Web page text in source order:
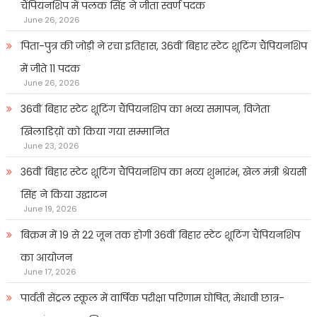
चैंपियनशिप में पलक सिंह ने जीता स्वर्ण पदक
June 26, 2026
पिता-पुत्र की जोड़ी ने रचा इतिहास, 36वीं बिहार स्टेट शूटिंग चैंपियनशिप
में जीते 11 पदक
June 26, 2026
36वीं बिहार स्टेट शूटिंग चैंपियनशिप का भव्य समापन, विजेता
खिलाडिय़ों को किया गया सम्मानित
June 23, 2026
36वीं बिहार स्टेट शूटिंग चैंपियनशिप का भव्य शुभारंभ, खेल मंत्री श्रेयसी
सिंह ने किया उद्घाटन
June 19, 2026
बिक्रम में 19 से 22 जून तक होगी 36वीं बिहार स्टेट शूटिंग चैंपियनशिप
का आयोजन
June 17, 2026
पार्वती सेंट्रल स्कूल में वार्षिक परीक्षा परिणाम घोषित, मेधावी छात्र-